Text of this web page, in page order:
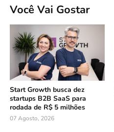
Você Vai Gostar
Start Growth busca dez
startups B2B SaaS para
rodada de R$ 5 milhões
07 Agosto, 2026